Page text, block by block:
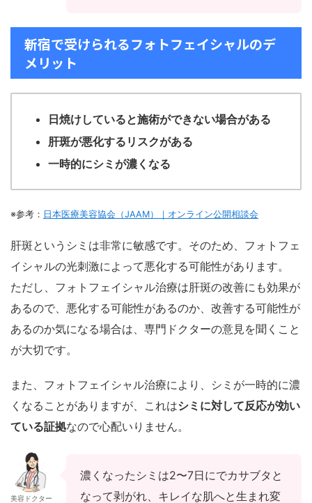
新宿で受けられるフォトフェイシャルのデ
メリット
日焼けしていると施術ができない場合がある
肝斑が悪化するリスクがある
一時的にシミが濃くなる
※参考： 日本医療美容協会（JAAM）｜オンライン公開相談会
肝斑というシミは非常に敏感です。そのため、フォトフェ
イシャルの光刺激によって悪化する可能性があります。
ただし、フォトフェイシャル治療は肝斑の改善にも効果が
あるので、悪化する可能性があるのか、改善する可能性が
あるのか気になる場合は、専門ドクターの意見を聞くこと
が大切です。
また、フォトフェイシャル治療により、シミが一時的に濃
くなることがありますが、これはシミに対して反応が効い
ている証拠なので心配いりません。
美容ドクター
濃くなったシミは2〜7日にでカサブタと
なって剥がれ、キレイな肌へと生まれ変